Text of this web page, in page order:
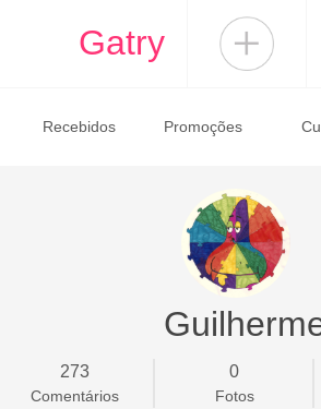
Gatry
Recebidos Promoções
273
Comentários
0
Fotos